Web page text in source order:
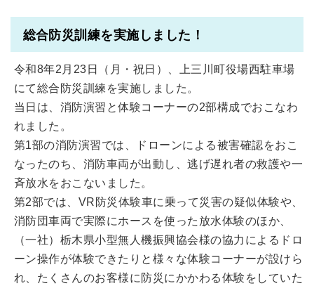
総合防災訓練を実施しました！
令和8年2月23日（月・祝日）、上三川町役場西駐車場
にて総合防災訓練を実施しました。
当日は、消防演習と体験コーナーの2部構成でおこなわ
れました。
第1部の消防演習では、ドローンによる被害確認をおこ
なったのち、消防車両が出動し、逃げ遅れ者の救護や一
斉放水をおこないました。
第2部では、VR防災体験車に乗って災害の疑似体験や、
消防団車両で実際にホースを使った放水体験のほか、
（一社）栃木県小型無人機振興協会様の協力によるドロ
ーン操作が体験できたりと様々な体験コーナーが設けら
れ、たくさんのお客様に防災にかかわる体験をしていた